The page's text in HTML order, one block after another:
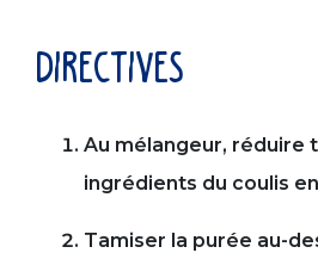
directives
Au mélangeur, réduire
ingrédients du coulis
Tamiser la purée au-